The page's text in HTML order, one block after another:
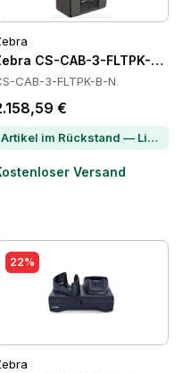
Supply
CS-CAB-3-FLTPK-B-N
CAB-3-FLTPK-B-N
€
Artikel im Rückstand — Lieferzeit per Chat erfragen
Versand
22%